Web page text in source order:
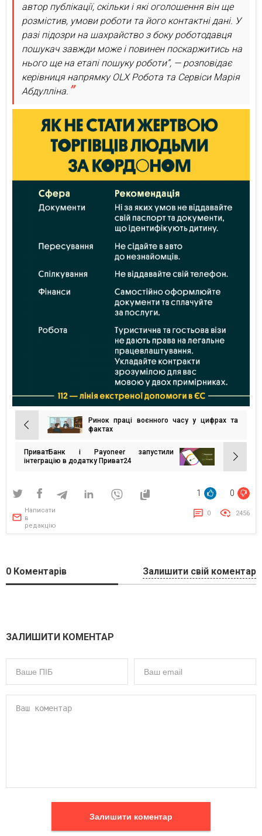
автор публікації, скільки і які оголошення він ще
розмістив, умови роботи та його контактні дані. У
разі підозри на шахрайство з боку роботодавця
пошукач завжди може і повинен поскаржитись на
нього ще на етапі пошуку роботи”, — розповідає
керівниця напрямку OLX Робота та Сервіси Марія
Абдулліна.
Навігація
записів
Ринок праці воєнного часу у цифрах та
фактах
ПриватБанк і Payoneer запустили
інтеграцію в додатку Приват24
1 0
Написати
в
редакцію
0 2456
0 Коментарів Залишити свій коментар
ЗАЛИШИТИ КОМЕНТАР
Залишити коментар